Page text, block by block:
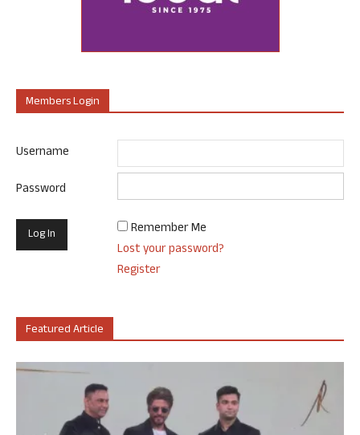
Members Login
Username
Password
Remember Me
Lost your password?
Register
Featured Article